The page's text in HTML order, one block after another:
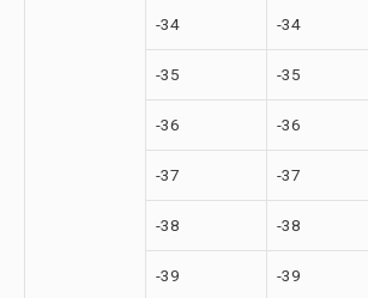
-34 -34
-35 -35
-36 -36
-37 -37
-38 -38
-39 -39